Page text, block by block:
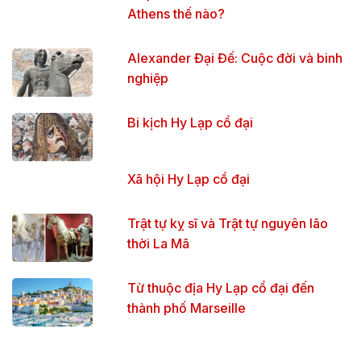
Athens thế nào?
Alexander Đại Đế: Cuộc đời và binh
nghiệp
Bi kịch Hy Lạp cổ đại
Xã hội Hy Lạp cổ đại
Trật tự kỵ sĩ và Trật tự nguyên lão
thời La Mã
Từ thuộc địa Hy Lạp cổ đại đến
thành phố Marseille